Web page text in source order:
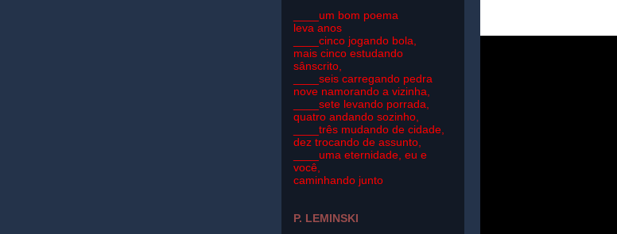
____um bom poema
leva anos
____cinco jogando bola,
mais cinco estudando
sânscrito,
____seis carregando pedra
nove namorando a vizinha,
____sete levando porrada,
quatro andando sozinho,
____três mudando de cidade,
dez trocando de assunto,
____uma eternidade, eu e
você,
caminhando junto
P. LEMINSKI